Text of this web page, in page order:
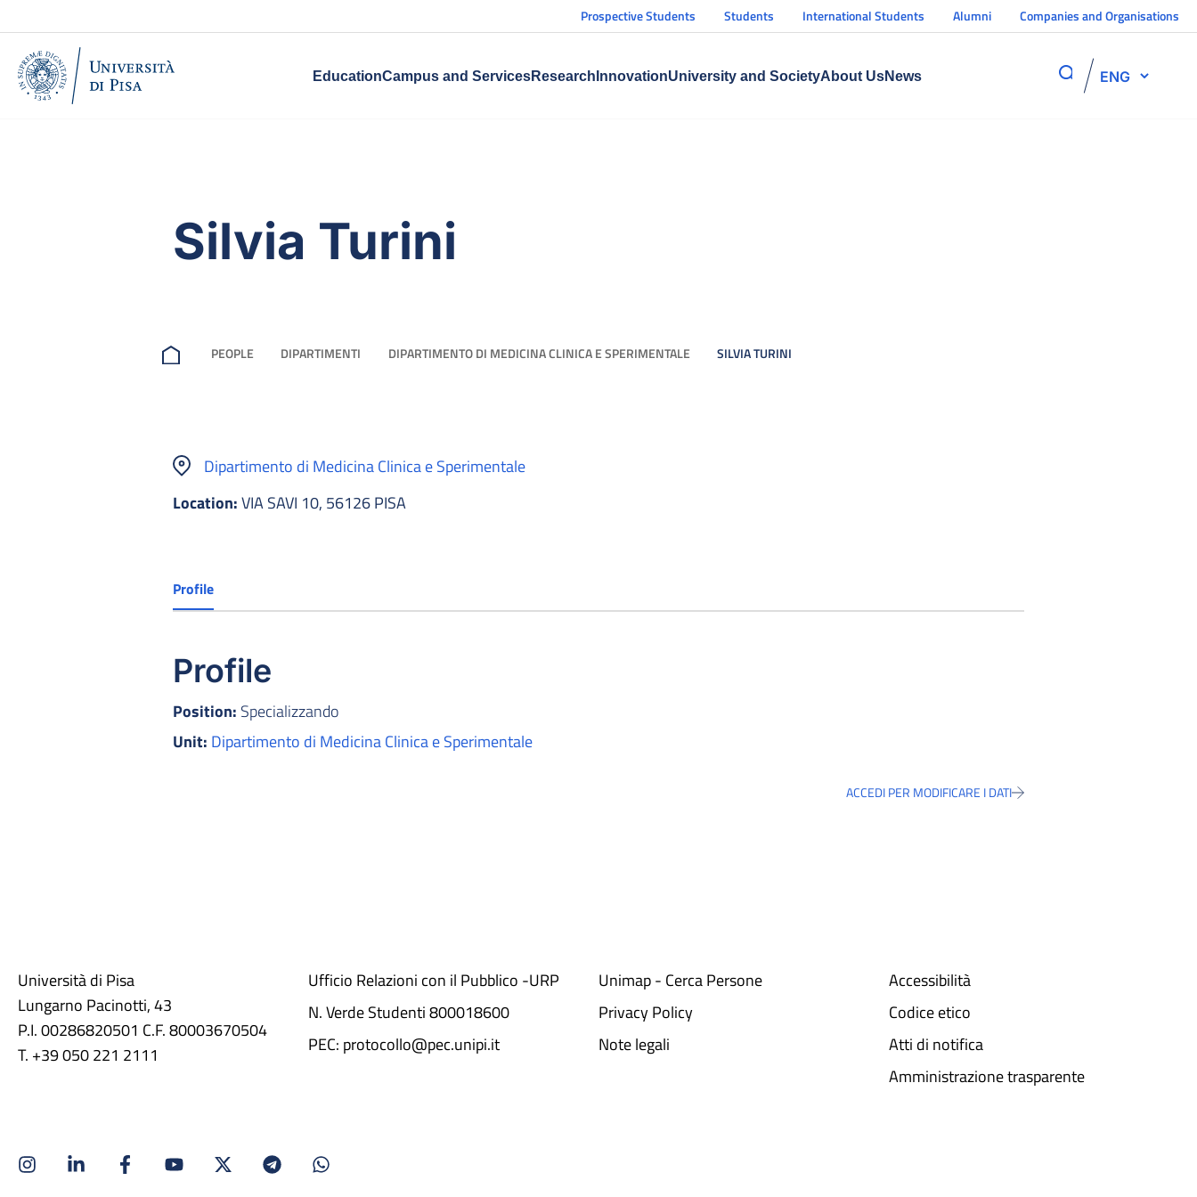
Prospective Students Students International Students Alumni Companies and Organisations
EducationCampus and ServicesResearch InnovationUniversity and SocietyAbout UsNews ENG
Silvia Turini
PEOPLE DIPARTIMENTI DIPARTIMENTO DI MEDICINA CLINICA E SPERIMENTALE SILVIA TURINI
Dipartimento di Medicina Clinica e Sperimentale
Location:VIA SAVI 10, 56126 PISA
Profile
Profile
Position: Specializzando
Unit: Dipartimento di Medicina Clinica e Sperimentale
ACCEDI PER MODIFICARE I DATI
Università di Pisa
Lungarno Pacinotti, 43
P.I. 00286820501 C.F. 80003670504
T. +39 050 221 2111
Ufficio Relazioni con il Pubblico -URP
N. Verde Studenti 800018600​
PEC: protocollo@pec.unipi.it
Unimap - Cerca Persone
Privacy Policy
Note legali
Accessibilità
Codice etico
Atti di notifica
Amministrazione trasparente